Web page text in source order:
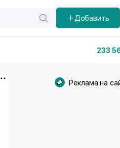
Добавить
233
Реклама на